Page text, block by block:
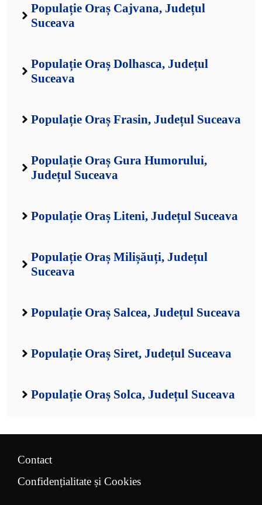
Populație Oraș Cajvana, Județul
Suceava
Populație Oraș Dolhasca, Județul
Suceava
Populație Oraș Frasin, Județul Suceava
Populație Oraș Gura Humorului,
Județul Suceava
Populație Oraș Liteni, Județul Suceava
Populație Oraș Milișăuți, Județul
Suceava
Populație Oraș Salcea, Județul Suceava
Populație Oraș Siret, Județul Suceava
Populație Oraș Solca, Județul Suceava
Contact
Confidențialitate și Cookies